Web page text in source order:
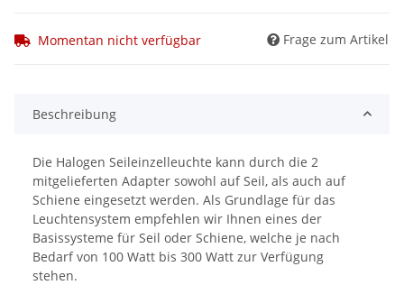
Momentan nicht verfügbar Frage zum Artikel
Beschreibung
Die Halogen Seileinzelleuchte kann durch die 2
mitgelieferten Adapter sowohl auf Seil, als auch auf
Schiene eingesetzt werden. Als Grundlage für das
Leuchtensystem empfehlen wir Ihnen eines der
Basissysteme für Seil oder Schiene, welche je nach
Bedarf von 100 Watt bis 300 Watt zur Verfügung
stehen.